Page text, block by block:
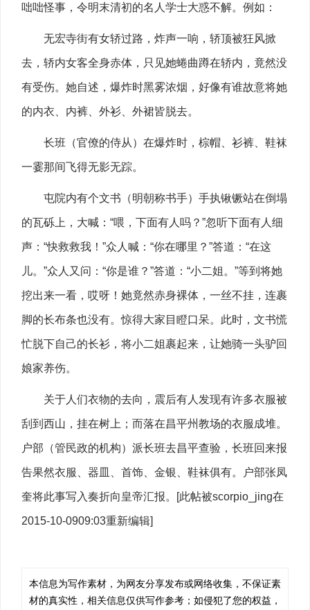
咄咄怪事，令明末清初的名人学士大惑不解。例如：
无宏寺街有女轿过路，炸声一响，轿顶被狂风掀
去，轿内女客全身赤体，只见她蜷曲蹲在轿内，竟然没
有受伤。她自述，爆炸时黑雾浓烟，好像有谁故意将她
的内衣、内裤、外衫、外裙皆脱去。
长班（官僚的侍从）在爆炸时，棕帽、衫裤、鞋袜
一霎那间飞得无影无踪。
屯院内有个文书（明朝称书手）手执锹镢站在倒塌
的瓦砾上，大喊：“喂，下面有人吗？”忽听下面有人细
声：“快救救我！”众人喊：“你在哪里？”答道：“在这
儿。”众人又问：“你是谁？”答道：“小二姐。”等到将她
挖出来一看，哎呀！她竟然赤身裸体，一丝不挂，连裹
脚的长布条也没有。惊得大家目瞪口呆。此时，文书慌
忙脱下自己的长衫，将小二姐裹起来，让她骑一头驴回
娘家养伤。
关于人们衣物的去向，震后有人发现有许多衣服被
刮到西山，挂在树上；而落在昌平州教场的衣服成堆。
户部（管民政的机构）派长班去昌平查验，长班回来报
告果然衣服、器皿、首饰、金银、鞋袜俱有。户部张凤
奎将此事写入奏折向皇帝汇报。[此帖被scorpio_jing在
2015-10-0909:03重新编辑]
本信息为写作素材，为网友分享发布或网络收集，不保证素
材的真实性，相关信息仅供写作参考；如侵犯了您的权益，